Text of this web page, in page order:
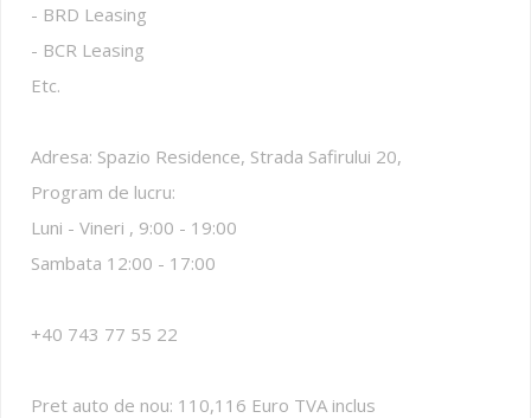
- BRD Leasing
- BCR Leasing
Etc.
Adresa: Spazio Residence, Strada Safirului 20,
Program de lucru:
Luni - Vineri , 9:00 - 19:00
Sambata 12:00 - 17:00
+40 743 77 55 22
Pret auto de nou: 110,116 Euro TVA inclus